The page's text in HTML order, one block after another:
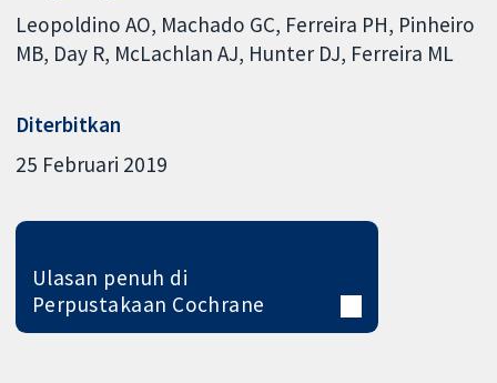
Leopoldino AO Machado GC Ferreira PH Pinheiro
MB Day R McLachlan AJ Hunter DJ Ferreira ML
Diterbitkan
25 Februari 2019
Ulasan penuh di
Perpustakaan Cochrane